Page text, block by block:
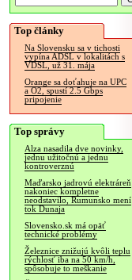
Top články
Na Slovensku sa v tichosti
vypína ADSL v lokalitách s
VDSL, už 31. mája
Orange sa doťahuje na UPC
a O2, spustí 2.5 Gbps
pripojenie
Top správy
Alza nasadila dve novinky,
jednu užitočnú a jednu
kontroverznú
Maďarsko jadrovú elektráreň
nakoniec kompletne
neodstavilo, Rumunsko mení
tok Dunaja
Slovensko.sk má opäť
technické problémy
Železnice znižujú kvôli teplu
rýchlosť iba na 50 km/h,
spôsobuje to meškanie